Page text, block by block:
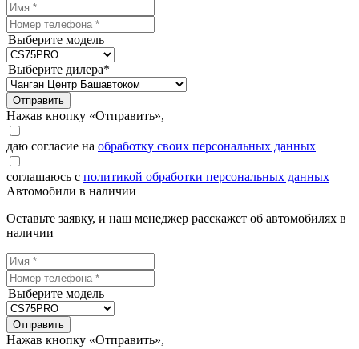
Выберите модель
Выберите дилера*
Отправить
Нажав кнопку «Отправить»,
даю согласие на обработку своих персональных данных
соглашаюсь с политикой обработки персональных данных
Автомобили в наличии
Оставьте заявку, и наш менеджер расскажет об автомобилях в
наличии
Выберите модель
Отправить
Нажав кнопку «Отправить»,